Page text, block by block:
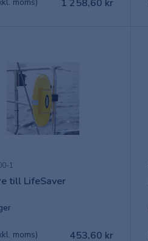
1 258,60 kr
1
till LifeSaver
moms) 453,60 kr